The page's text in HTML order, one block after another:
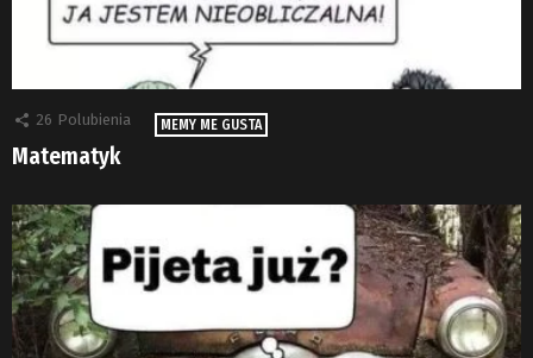
26 Polubienia MEMY ME GUSTA
Matematyk